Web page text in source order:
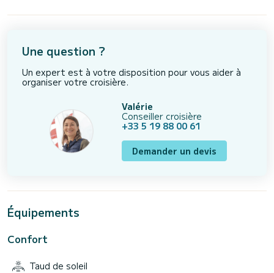
Une question ?
Un expert est à votre disposition pour vous aider à
organiser votre croisière.
Valérie
Conseiller croisière
+33 5 19 88 00 61
Demander un devis
Équipements
Confort
Taud de soleil